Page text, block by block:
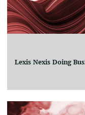
Lexis Nexis Doing